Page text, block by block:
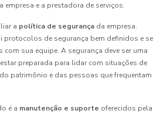
empresa e a prestadora de serviços.
a política de segurança da empresa.
protocolos de segurança bem definidos e se
com sua equipe. A segurança deve ser uma
preparada para lidar com situações de
patrimônio e das pessoas que frequentam
é a manutenção e suporte oferecidos pela